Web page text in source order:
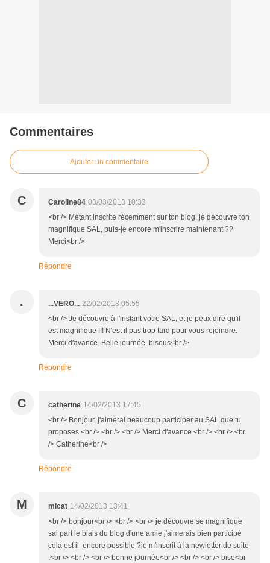
Commentaires
Ajouter un commentaire
C Caroline84 03/03/2013 10:33
<br /> Métant inscrite récemment sur ton blog, je découvre ton
magnifique SAL, puis-je encore m'inscrire maintenant ??
Merci<br />
Répondre
. ...VERO... 22/02/2013 05:55
<br /> Je découvre à l'instant votre SAL, et je peux dire qu'il
est magnifique !!! N'est il pas trop tard pour vous rejoindre.
Merci d'avance. Belle journée, bisous<br />
Répondre
C catherine 14/02/2013 17:45
<br /> Bonjour, j'aimerai beaucoup participer au SAL que tu
proposes.<br /> <br /> <br /> Merci d'avance.<br /> <br /> <br
/> Catherine<br />
Répondre
M micat 14/02/2013 13:41
<br /> bonjour<br /> <br /> <br /> je découvre se magnifique
sal part le biais du blog d'une amie j'aimerais bien participé
cela est il encore possible ?je m'inscrit à la newletter de suite
.<br /> <br /> <br /> bonne journée<br /> <br /> <br /> bise<br